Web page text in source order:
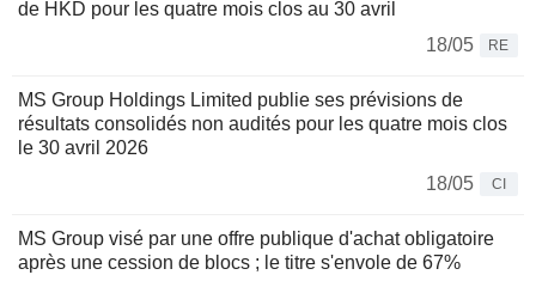
de HKD pour les quatre mois clos au 30 avril
18/05
RE
MS Group Holdings Limited publie ses prévisions de
résultats consolidés non audités pour les quatre mois clos
le 30 avril 2026
18/05
CI
MS Group visé par une offre publique d'achat obligatoire
après une cession de blocs ; le titre s'envole de 67%